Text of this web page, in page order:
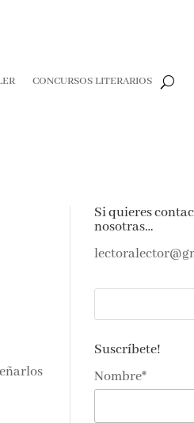
CONCURSOS LITERARIOS
Si quieres
nosotras…
Suscríbete!
Nombre*